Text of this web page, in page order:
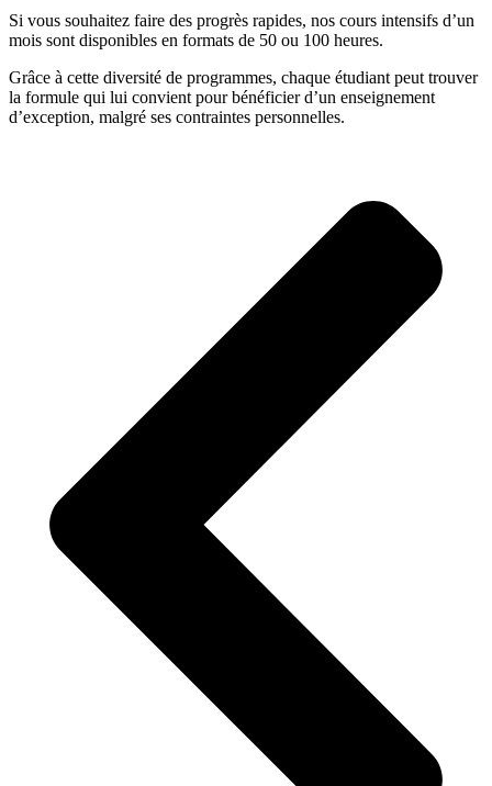
Si vous souhaitez faire des progrès rapides, nos cours intensifs d’un
mois sont disponibles en formats de 50 ou 100 heures.
Grâce à cette diversité de programmes, chaque étudiant peut trouver
la formule qui lui convient pour bénéficier d’un enseignement
d’exception, malgré ses contraintes personnelles.